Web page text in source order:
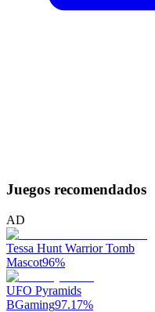
Juegos recomendados
AD
Tessa Hunt Warrior Tomb
Mascot96%
UFO Pyramids
BGaming97.17%